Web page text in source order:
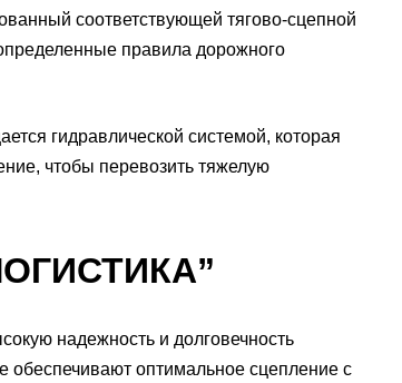
соответствующей тягово-сцепной
правила дорожного
гидравлической системой, которая
чтобы перевозить тяжелую
надежность и долговечность
оптимальное сцепление с